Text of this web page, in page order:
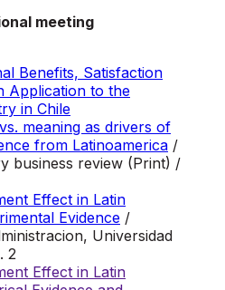
meeting
Benefits, Satisfaction
Application to the
in Chile
meaning as drivers of
from Latinoamerica /
business review (Print) /
Effect in Latin
Evidence /
Universidad
2
Effect in Latin